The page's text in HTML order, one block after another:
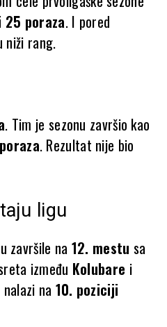
25 poraza. I pored
niži rang.
. Tim je sezonu završio kao
. Rezultat nije bio
ligu
završile na 12. mestu sa
između Kolubare i
na 10. poziciji